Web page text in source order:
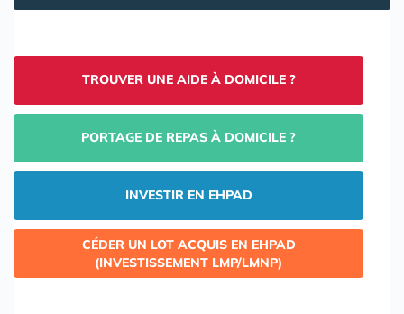
TROUVER UNE AIDE À DOMICILE ?
PORTAGE DE REPAS À DOMICILE ?
INVESTIR EN EHPAD
CÉDER UN LOT ACQUIS EN EHPAD
(INVESTISSEMENT LMP/LMNP)